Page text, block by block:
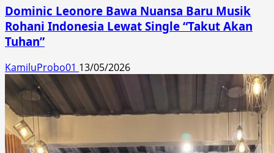
Dominic Leonore Bawa Nuansa Baru Musik
Rohani Indonesia Lewat Single “Takut Akan
Tuhan”
KamiluProbo01 13/05/2026